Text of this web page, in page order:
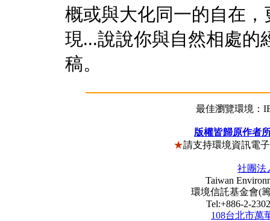
概或與大化同一的自在
現...說說你與自然相處的
稿。
最佳瀏覽環境：
版權皆歸原作者
★請支持環境資訊電
社團法
Taiwan
環境信託基金會(籌
Tel:+886-2-
108台北市萬